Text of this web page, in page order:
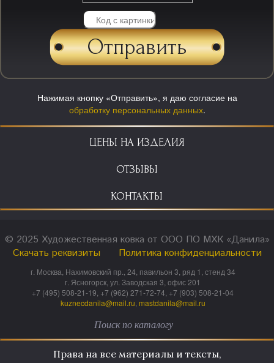
Нажимая кнопку «Отправить», я даю согласие на
обработку персональных данных.
ЦЕНЫ НА ИЗДЕЛИЯ
ОТЗЫВЫ
КОНТАКТЫ
© 2025 Художественная ковка от ООО ПО МХК «Данила»
Скачать реквизиты
Политика конфиденциальности
г. Москва, Нахимовский пр., 24, павильон 3, ряд 1, стенд 34
г. Ясногорск, ул. Заводская 3, офис 201
+7 (495) 508-21-19, +7 (962) 271-72-74, +7 (903) 508-21-04
kuznecdanila@mail.ru mastdanila@mail.ru
Права на все материалы и тексты,